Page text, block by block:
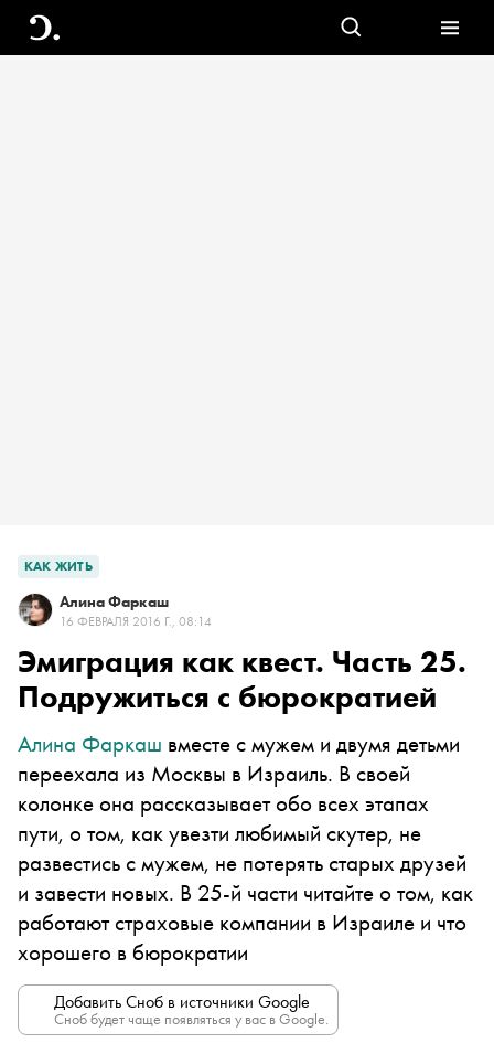
КАК ЖИТЬ
Алина Фаркаш
16 ФЕВРАЛЯ 2016 Г., 08:14
Эмиграция как квест. Часть 25.
Подружиться с бюрократией
Алина Фаркаш вместе с мужем и двумя детьми
переехала из Москвы в Израиль. В своей
колонке она рассказывает обо всех этапах
пути, о том, как увезти любимый скутер, не
развестись с мужем, не потерять старых друзей
и завести новых. В 25-й части читайте о том, как
работают страховые компании в Израиле и что
хорошего в бюрократии
Добавить Сноб в источники Google
Сноб будет чаще появляться у вас в Google.